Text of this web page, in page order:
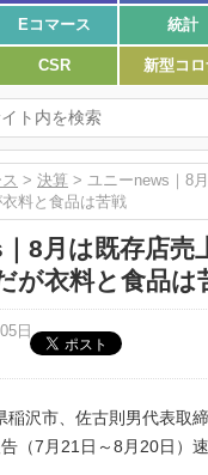
Eコマース 統計
CSR 新型コ
> 決算 > ユニーnews｜8
料と食品は苦戦
8月は既存店売
が衣料と食品は
日
稲沢市、佐古則男代表取
（7月21日～8月20日）速